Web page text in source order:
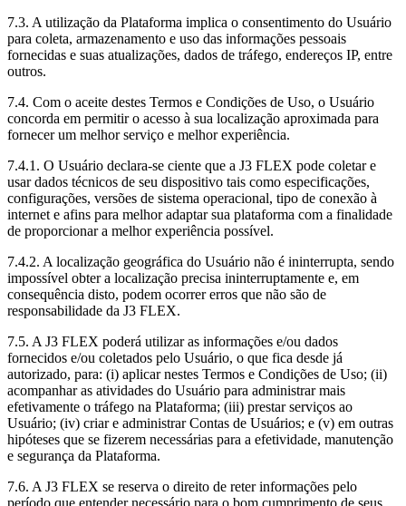
7.3. A utilização da Plataforma implica o consentimento do Usuário
para coleta, armazenamento e uso das informações pessoais
fornecidas e suas atualizações, dados de tráfego, endereços IP, entre
outros.
7.4. Com o aceite destes Termos e Condições de Uso, o Usuário
concorda em permitir o acesso à sua localização aproximada para
fornecer um melhor serviço e melhor experiência.
7.4.1. O Usuário declara-se ciente que a J3 FLEX pode coletar e
usar dados técnicos de seu dispositivo tais como especificações,
configurações, versões de sistema operacional, tipo de conexão à
internet e afins para melhor adaptar sua plataforma com a finalidade
de proporcionar a melhor experiência possível.
7.4.2. A localização geográfica do Usuário não é ininterrupta, sendo
impossível obter a localização precisa ininterruptamente e, em
consequência disto, podem ocorrer erros que não são de
responsabilidade da J3 FLEX.
7.5. A J3 FLEX poderá utilizar as informações e/ou dados
fornecidos e/ou coletados pelo Usuário, o que fica desde já
autorizado, para: (i) aplicar nestes Termos e Condições de Uso; (ii)
acompanhar as atividades do Usuário para administrar mais
efetivamente o tráfego na Plataforma; (iii) prestar serviços ao
Usuário; (iv) criar e administrar Contas de Usuários; e (v) em outras
hipóteses que se fizerem necessárias para a efetividade, manutenção
e segurança da Plataforma.
7.6. A J3 FLEX se reserva o direito de reter informações pelo
período que entender necessário para o bom cumprimento de seus